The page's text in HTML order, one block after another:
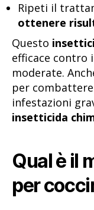
Ripeti il
ottenere
Questo
efficace contro
moderate.
per
infestazioni
insetticida
Qual è il
per